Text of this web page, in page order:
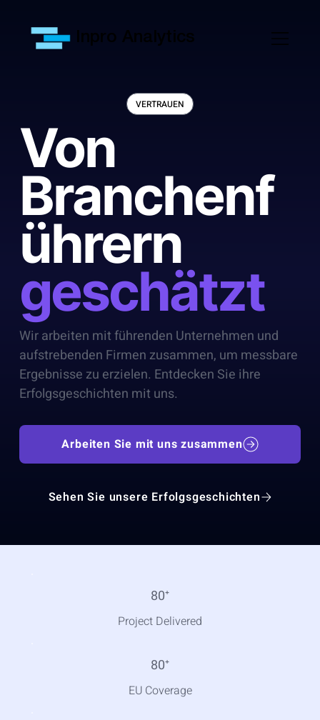
Inpro Analytics
VERTRAUEN
Von
Branchenf
ührern
geschätzt
Wir arbeiten mit führenden Unternehmen und
aufstrebenden Firmen zusammen, um messbare
Ergebnisse zu erzielen. Entdecken Sie ihre
Erfolgsgeschichten mit uns.
Arbeiten Sie mit uns zusammen
Sehen Sie unsere Erfolgsgeschichten
80⁺
Project Delivered
80⁺
EU Coverage